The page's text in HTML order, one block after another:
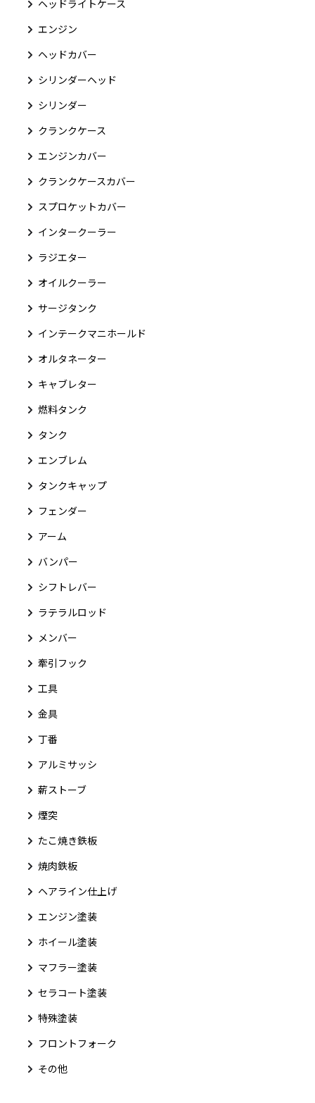
ヘッドライトケース
エンジン
ヘッドカバー
シリンダーヘッド
シリンダー
クランクケース
エンジンカバー
クランクケースカバー
スプロケットカバー
インタークーラー
ラジエター
オイルクーラー
サージタンク
インテークマニホールド
オルタネーター
キャブレター
燃料タンク
タンク
エンブレム
タンクキャップ
フェンダー
アーム
バンパー
シフトレバー
ラテラルロッド
メンバー
牽引フック
工具
金具
丁番
アルミサッシ
薪ストーブ
煙突
たこ焼き鉄板
焼肉鉄板
ヘアライン仕上げ
エンジン塗装
ホイール塗装
マフラー塗装
セラコート塗装
特殊塗装
フロントフォーク
その他